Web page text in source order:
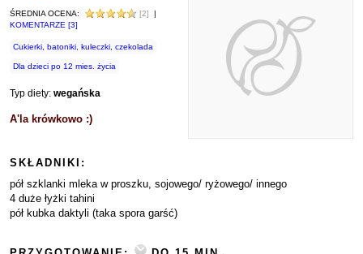
ŚREDNIA OCENA: [2]
|
KOMENTARZE [3]
Cukierki, batoniki, kuleczki, czekolada
Dla dzieci po 12 mies. życia
Typ diety: wegańska
A'la krówkowo :)
SKŁADNIKI:
pół szklanki mleka w proszku, sojowego/ ryżowego/ innego
4 duże łyżki tahini
pół kubka daktyli (taka spora garść)